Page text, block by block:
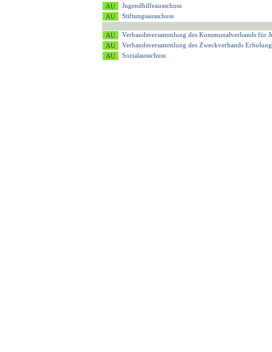
Jugendhilfeausschuss
Stiftungsausschuss
Verbandsversammlung des Kommunalverbands für
Verbandsversammlung des Zweckverbands
Sozialausschuss